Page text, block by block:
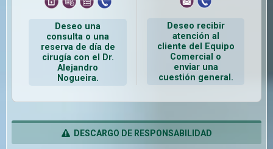
Deseo una
consulta o una
reserva de día de
cirugía con el Dr.
Alejandro
Nogueira.
Deseo recibir
atención al
cliente del Equipo
Comercial o
enviar una
cuestión general.
DESCARGO DE RESPONSABILIDAD